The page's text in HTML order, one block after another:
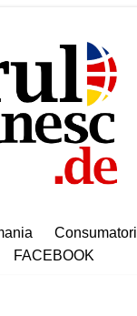
Consumatori
FACEBOOK